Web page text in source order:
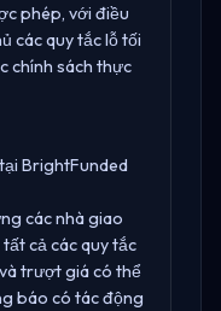
phép, với điều
các quy tắc lỗ tối
chính sách thực
BrightFunded
các nhà giao
cả các quy tắc
trượt giá có thể
báo có tác động